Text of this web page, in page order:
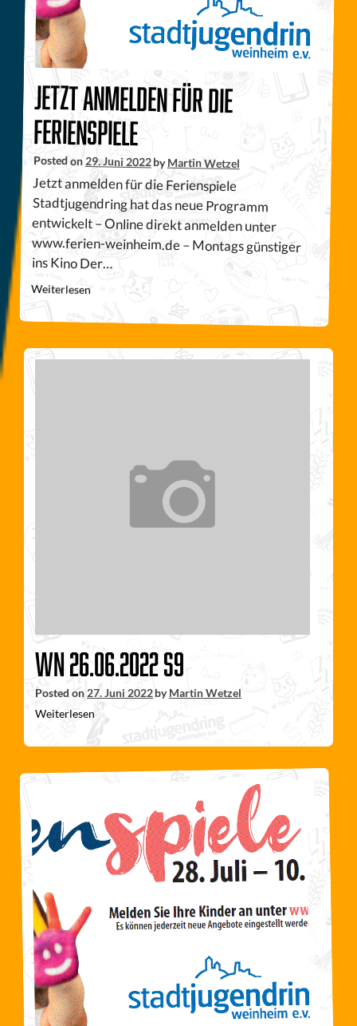
Jetzt anmelden für die
Ferienspiele
Posted on29. Juni 2022byMartin Wetzel
Jetzt anmelden für die Ferienspiele
Stadtjugendring hat das neue Programm
entwickelt – Online direkt anmelden unter
www.ferien-weinheim.de – Montags günstiger
ins Kino Der…
Weiterlesen
WN 26.06.2022 S9
Posted on 27. Juni 2022byMartin Wetzel
Weiterlesen